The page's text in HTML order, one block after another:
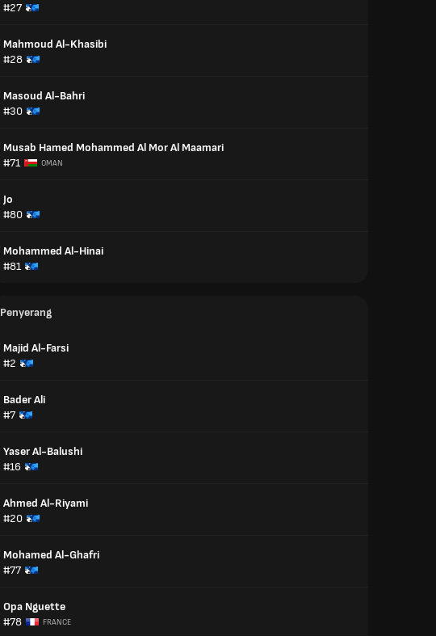
#27
Mahmoud Al-Khasibi
#28
Masoud Al-Bahri
#30
Musab Hamed Mohammed Al Mor Al Maamari
#71
OMAN
Jo
#80
Mohammed Al-Hinai
#81
Penyerang
Majid Al-Farsi
#2
Bader Ali
#7
Yaser Al-Balushi
#16
Ahmed Al-Riyami
#20
Mohamed Al-Ghafri
#77
Opa Nguette
#78
FRANCE